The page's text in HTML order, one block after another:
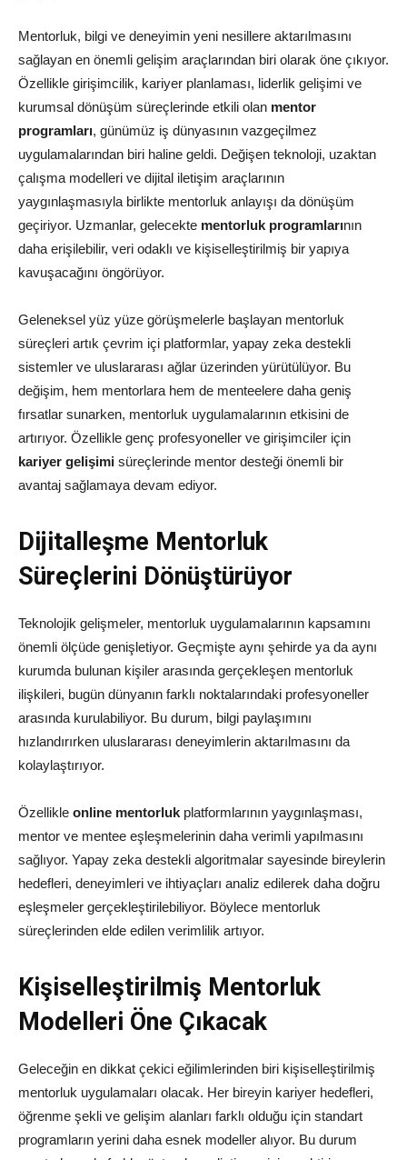
Mentorluk, bilgi ve deneyimin yeni nesillere aktarılmasını
sağlayan en önemli gelişim araçlarından biri olarak öne çıkıyor.
Özellikle girişimcilik, kariyer planlaması, liderlik gelişimi ve
kurumsal dönüşüm süreçlerinde etkili olan mentor
programları, günümüz iş dünyasının vazgeçilmez
uygulamalarından biri haline geldi. Değişen teknoloji, uzaktan
çalışma modelleri ve dijital iletişim araçlarının
yaygınlaşmasıyla birlikte mentorluk anlayışı da dönüşüm
geçiriyor. Uzmanlar, gelecekte mentorluk programlarının
daha erişilebilir, veri odaklı ve kişiselleştirilmiş bir yapıya
kavuşacağını öngörüyor.
Geleneksel yüz yüze görüşmelerle başlayan mentorluk
süreçleri artık çevrim içi platformlar, yapay zeka destekli
sistemler ve uluslararası ağlar üzerinden yürütülüyor. Bu
değişim, hem mentorlara hem de menteelere daha geniş
fırsatlar sunarken, mentorluk uygulamalarının etkisini de
artırıyor. Özellikle genç profesyoneller ve girişimciler için
kariyer gelişimi süreçlerinde mentor desteği önemli bir
avantaj sağlamaya devam ediyor.
Dijitalleşme Mentorluk
Süreçlerini Dönüştürüyor
Teknolojik gelişmeler, mentorluk uygulamalarının kapsamını
önemli ölçüde genişletiyor. Geçmişte aynı şehirde ya da aynı
kurumda bulunan kişiler arasında gerçekleşen mentorluk
ilişkileri, bugün dünyanın farklı noktalarındaki profesyoneller
arasında kurulabiliyor. Bu durum, bilgi paylaşımını
hızlandırırken uluslararası deneyimlerin aktarılmasını da
kolaylaştırıyor.
Özellikle online mentorluk platformlarının yaygınlaşması,
mentor ve mentee eşleşmelerinin daha verimli yapılmasını
sağlıyor. Yapay zeka destekli algoritmalar sayesinde bireylerin
hedefleri, deneyimleri ve ihtiyaçları analiz edilerek daha doğru
eşleşmeler gerçekleştirilebiliyor. Böylece mentorluk
süreçlerinden elde edilen verimlilik artıyor.
Kişiselleştirilmiş Mentorluk
Modelleri Öne Çıkacak
Geleceğin en dikkat çekici eğilimlerinden biri kişiselleştirilmiş
mentorluk uygulamaları olacak. Her bireyin kariyer hedefleri,
öğrenme şekli ve gelişim alanları farklı olduğu için standart
programların yerini daha esnek modeller alıyor. Bu durum